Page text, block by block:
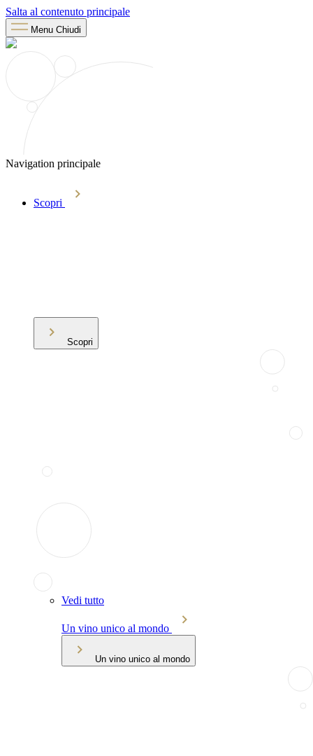
Salta al contenuto principale
Menu Chiudi
Navigation principale
Scopri
Scopri
Vedi tutto
Un vino unico al mondo
Un vino unico al mondo